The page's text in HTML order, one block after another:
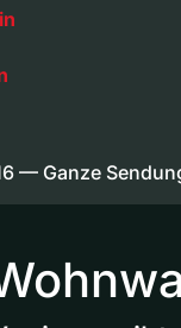
— Ganze